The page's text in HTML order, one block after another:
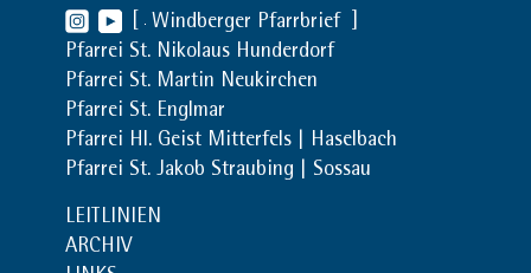
Windberger Pfarrbrief
Pfarrei St. Nikolaus Hunderdorf
Pfarrei St. Martin Neukirchen
Pfarrei St. Englmar
Pfarrei Hl. Geist Mitterfels | Haselbach
Pfarrei St. Jakob Straubing | Sossau
LEITLINIEN
ARCHIV